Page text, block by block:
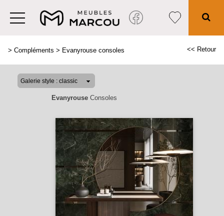
> Compléments > Evanyrouse consoles << Retour
EvanyrouseConsoles